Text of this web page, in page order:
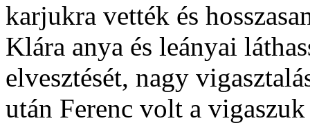
karjukra vették és
Klára anya és leányai
elvesztését, nagy
után Ferenc volt a